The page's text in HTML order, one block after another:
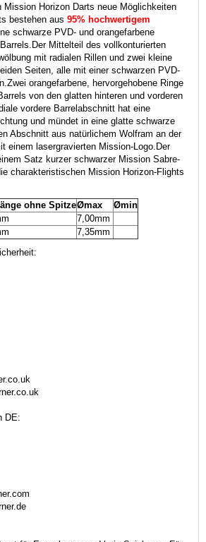
Mission Horizon Darts neue Möglichkeiten
bestehen aus 95% hochwertigem
schwarze PVD- und orangefarbene
Der Mittelteil des vollkonturierten
mit radialen Rillen und zwei kleine
Seiten, alle mit einer schwarzen PVD-
Zwei orangefarbene, hervorgehobene Ringe
von den glatten hinteren und vorderen
vordere Barrelabschnitt hat eine
und mündet in eine glatte schwarze
Abschnitt aus natürlichem Wolfram an der
einem lasergravierten Mission-Logo. Der
Satz kurzer schwarzer Mission Sabre-
charakteristischen Mission Horizon-Flights
ohne SpitzeØmax
Ømin
7,00mm
7,35mm
DE: